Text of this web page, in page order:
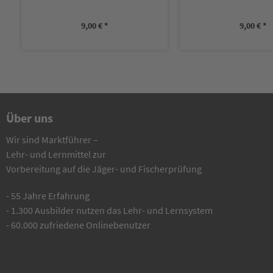
9,00 € * 9,00 € *
Über uns
Wir sind Marktführer –
Lehr- und Lernmittel zur
Vorbereitung auf die Jäger- und Fischerprüfung
- 55 Jahre Erfahrung
- 1.300 Ausbilder nutzen das Lehr- und Lernsystem
- 60.000 zufriedene Onlinebenutzer